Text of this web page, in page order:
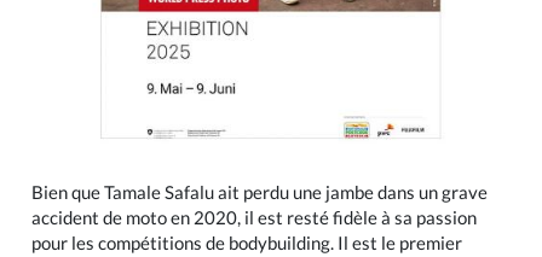
Bien que Tamale Safalu ait perdu une jambe dans un grave
accident de moto en 2020, il est resté fidèle à sa passion
pour les compétitions de bodybuilding. Il est le premier